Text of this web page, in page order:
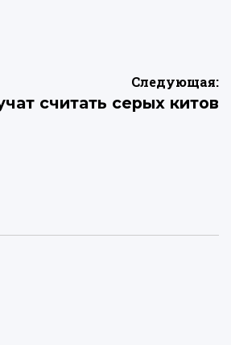
Следующая:
считать серых китов